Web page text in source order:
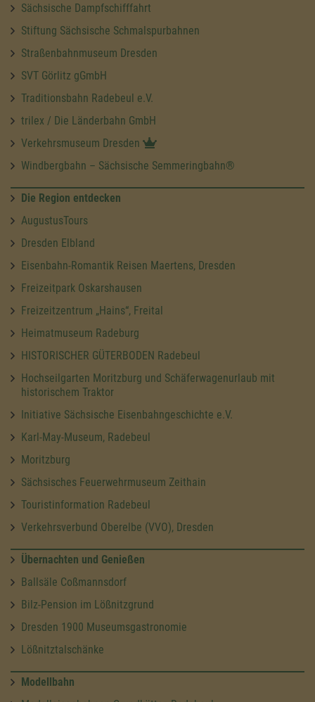
Sächsische Dampfschifffahrt
Stiftung Sächsische Schmalspurbahnen
Straßenbahnmuseum Dresden
SVT Görlitz gGmbH
Traditionsbahn Radebeul e.V.
trilex / Die Länderbahn GmbH
Verkehrsmuseum Dresden
Windbergbahn – Sächsische Semmeringbahn®
Die Region entdecken
AugustusTours
Dresden Elbland
Eisenbahn-Romantik Reisen Maertens, Dresden
Freizeitpark Oskarshausen
Freizeitzentrum „Hains“, Freital
Heimatmuseum Radeburg
HISTORISCHER GÜTERBODEN Radebeul
Hochseilgarten Moritzburg und Schäferwagenurlaub mit
historischem Traktor
Initiative Sächsische Eisenbahngeschichte e.V.
Karl-May-Museum, Radebeul
Moritzburg
Sächsisches Feuerwehrmuseum Zeithain
Touristinformation Radebeul
Verkehrsverbund Oberelbe (VVO), Dresden
Übernachten und Genießen
Ballsäle Coßmannsdorf
Bilz-Pension im Lößnitzgrund
Dresden 1900 Museumsgastronomie
Lößnitztalschänke
Modellbahn